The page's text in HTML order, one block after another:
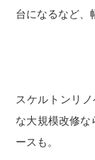
台になるなど、
スケルトンリ
な大規模改修な
ースも。